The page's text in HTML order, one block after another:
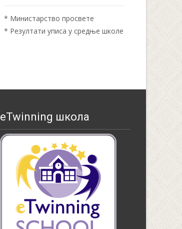
* Министарство просвете
* Резултати уписа у средње школе
eTwinning школа